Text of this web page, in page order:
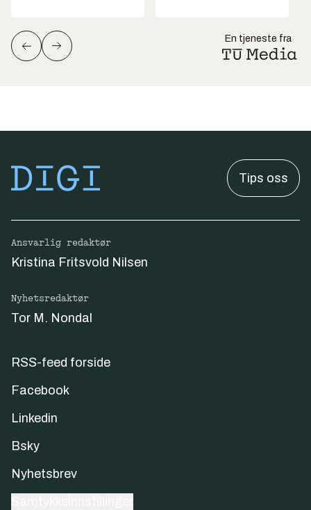
En tjeneste fra
Tips oss
Ansvarlig redaktør
Kristina Fritsvold Nilsen
Nyhetsredaktør
Tor M. Nondal
RSS-feed forside
Facebook
Linkedin
Bsky
Nyhetsbrev